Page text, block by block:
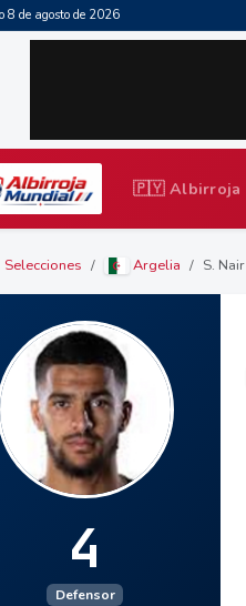
8 de agosto de 2026
🇵🇾 Albirroja
Selecciones Argelia S. Nair
4
Defensor